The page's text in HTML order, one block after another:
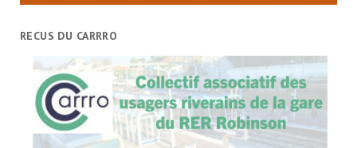
RECUS DU CARRRO